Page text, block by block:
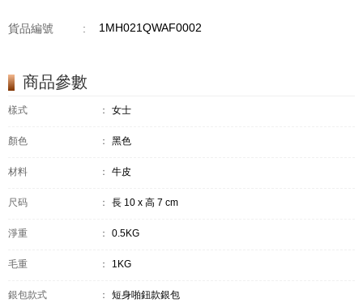
貨品編號 : 1MH021QWAF0002
商品參數
樣式 ： 女士
顏色 ： 黑色
材料 ： 牛皮
尺码 ： 長 10 x 高 7 cm
淨重 ： 0.5KG
毛重 ： 1KG
銀包款式 ： 短身啪鈕款銀包